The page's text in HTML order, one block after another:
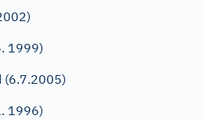
1999)
(6.7.2005)
1996)